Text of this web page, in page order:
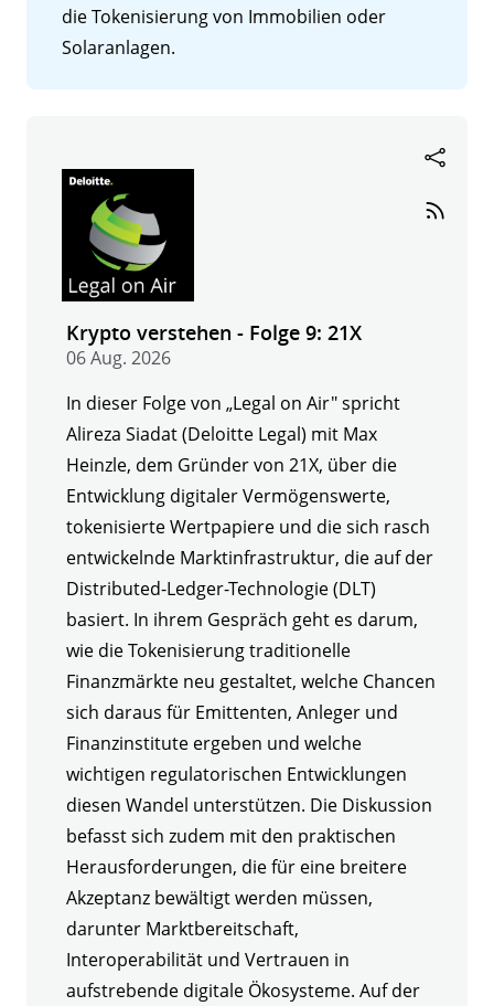
die Tokenisierung von Immobilien oder
Solaranlagen.
Krypto verstehen - Folge 9: 21X
06 Aug. 2026
In dieser Folge von „Legal on Air" spricht
Alireza Siadat (Deloitte Legal) mit Max
Heinzle, dem Gründer von 21X, über die
Entwicklung digitaler Vermögenswerte,
tokenisierte Wertpapiere und die sich rasch
entwickelnde Marktinfrastruktur, die auf der
Distributed-Ledger-Technologie (DLT)
basiert. In ihrem Gespräch geht es darum,
wie die Tokenisierung traditionelle
Finanzmärkte neu gestaltet, welche Chancen
sich daraus für Emittenten, Anleger und
Finanzinstitute ergeben und welche
wichtigen regulatorischen Entwicklungen
diesen Wandel unterstützen. Die Diskussion
befasst sich zudem mit den praktischen
Herausforderungen, die für eine breitere
Akzeptanz bewältigt werden müssen,
darunter Marktbereitschaft,
Interoperabilität und Vertrauen in
aufstrebende digitale Ökosysteme. Auf der